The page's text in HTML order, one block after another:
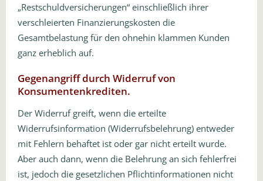
„Restschuldversicherungen“ einschließlich ihrer
verschleierten Finanzierungskosten die
Gesamtbelastung für den ohnehin klammen Kunden
ganz erheblich auf.
Gegenangriff durch Widerruf von
Konsumentenkrediten.
Der Widerruf greift, wenn die erteilte
Widerrufsinformation (Widerrufsbelehrung) entweder
mit Fehlern behaftet ist oder gar nicht erteilt wurde.
Aber auch dann, wenn die Belehrung an sich fehlerfrei
ist, jedoch die gesetzlichen Pflichtinformationen nicht